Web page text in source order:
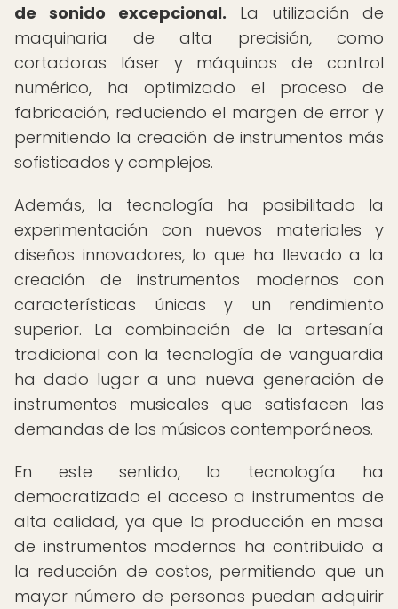
de sonido excepcional. La utilización de
maquinaria de alta precisión, como
cortadoras láser y máquinas de control
numérico, ha optimizado el proceso de
fabricación, reduciendo el margen de error y
permitiendo la creación de instrumentos más
sofisticados y complejos.
Además, la tecnología ha posibilitado la
experimentación con nuevos materiales y
diseños innovadores, lo que ha llevado a la
creación de instrumentos modernos con
características únicas y un rendimiento
superior. La combinación de la artesanía
tradicional con la tecnología de vanguardia
ha dado lugar a una nueva generación de
instrumentos musicales que satisfacen las
demandas de los músicos contemporáneos.
En este sentido, la tecnología ha
democratizado el acceso a instrumentos de
alta calidad, ya que la producción en masa
de instrumentos modernos ha contribuido a
la reducción de costos, permitiendo que un
mayor número de personas puedan adquirir